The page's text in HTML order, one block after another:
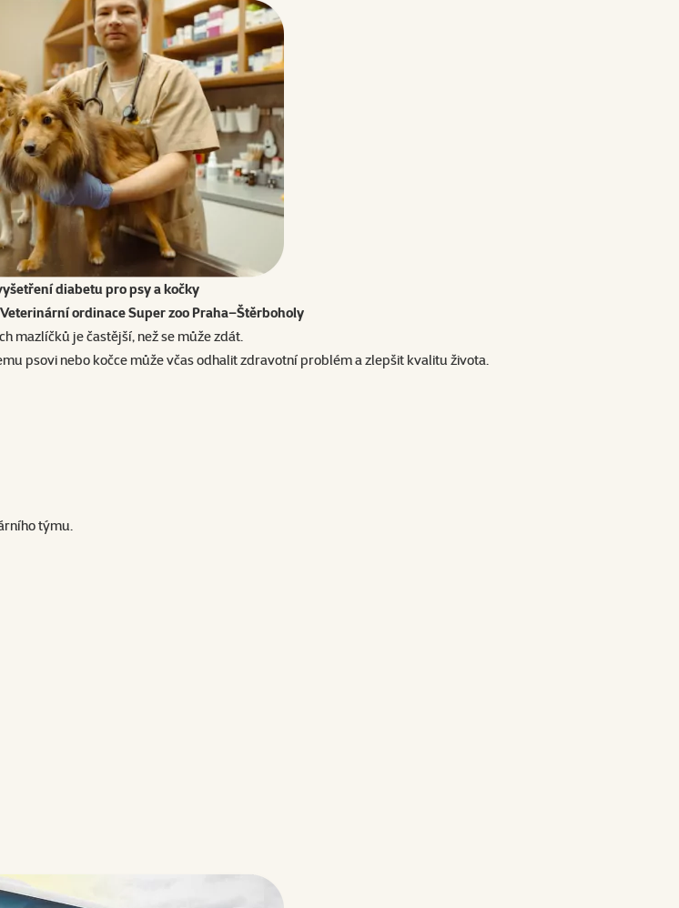
diabetu pro psy a kočky
Veterinární ordinace Super zoo Praha–Štěrboholy
mazlíčků je častější, než se může zdát.
psovi nebo kočce může včas odhalit zdravotní problém a zlepšit kvalitu života.
týmu.